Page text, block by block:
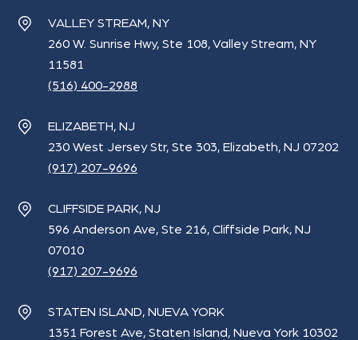
VALLEY STREAM, NY
260 W. Sunrise Hwy, Ste 108, Valley Stream, NY
11581
(516) 400-2988
ELIZABETH, NJ
230 West Jersey Str, Ste 303, Elizabeth, NJ 07202
(917) 207-9696
CLIFFSIDE PARK, NJ
596 Anderson Ave, Ste 216, Cliffside Park, NJ
07010
(917) 207-9696
STATEN ISLAND, NUEVA YORK
1351 Forest Ave, Staten Island, Nueva York 10302